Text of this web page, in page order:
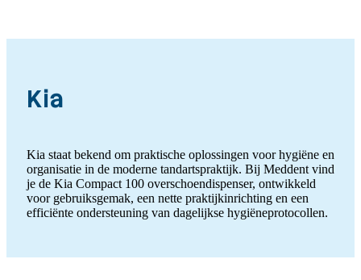
Kia
Kia staat bekend om praktische oplossingen voor hygiëne en
organisatie in de moderne tandartspraktijk. Bij Meddent vind
je de Kia Compact 100 overschoendispenser, ontwikkeld
voor gebruiksgemak, een nette praktijkinrichting en een
efficiënte ondersteuning van dagelijkse hygiëneprotocollen.